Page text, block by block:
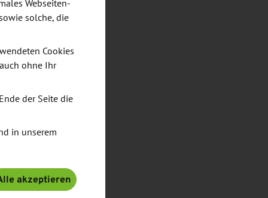
Webseiten-
solche, die
Cookies
ohne Ihr
der Seite die
in unserem
akzeptieren